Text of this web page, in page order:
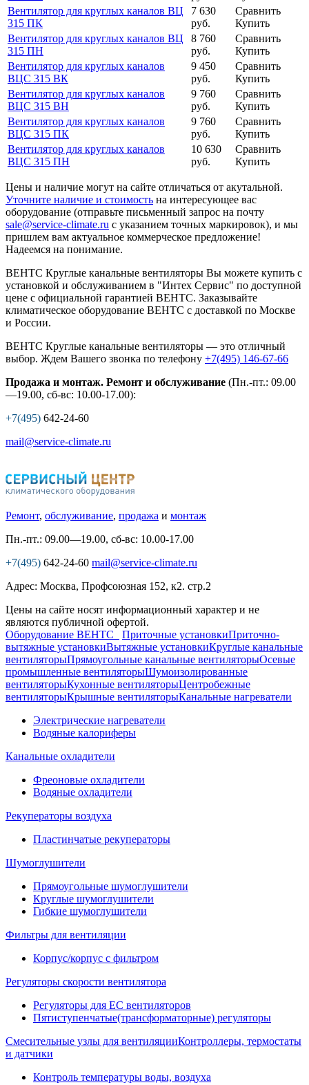
Вентилятор для круглых каналов ВЦ
315 ПК
7 630
руб.
Сравнить
Купить
Вентилятор для круглых каналов ВЦ
315 ПН
8 760
руб.
Сравнить
Купить
Вентилятор для круглых каналов
ВЦС 315 ВК
9 450
руб.
Сравнить
Купить
Вентилятор для круглых каналов
ВЦС 315 ВН
9 760
руб.
Сравнить
Купить
Вентилятор для круглых каналов
ВЦС 315 ПК
9 760
руб.
Сравнить
Купить
Вентилятор для круглых каналов
ВЦС 315 ПН
10 630
руб.
Сравнить
Купить
Цены и наличие могут на сайте отличаться от акутальной.
Уточните наличие и стоимость на интересующее вас
оборудование (отправьте письменный запрос на почту
sale@service-climate.ru с указанием точных маркировок), и мы
пришлем вам актуальное коммерческое предложение!
Надеемся на понимание.
ВЕНТС Круглые канальные вентиляторы Вы можете купить с
установкой и обслуживанием в "Интех Сервис" по доступной
цене с официальной гарантией ВЕНТС. Заказывайте
климатическое оборудование ВЕНТС с доставкой по Москве
и России.
ВЕНТС Круглые канальные вентиляторы — это отличный
выбор. Ждем Вашего звонка по телефону +7(495) 146-67-66
Продажа и монтаж. Ремонт и обслуживание (Пн.-пт.: 09.00
—19.00, сб-вс: 10.00-17.00):
+7(495) 642-24-60
mail@service-climate.ru
Ремонт, обслуживание, продажа и монтаж
Пн.-пт.: 09.00—19.00, сб-вс: 10.00-17.00
+7(495) 642-24-60 mail@service-climate.ru
Адрес: Москва, Профсоюзная 152, к2. стр.2
Цены на сайте носят информационный характер и не
являются публичной офертой.
Оборудование ВЕНТС
Приточные установкиПриточно-
вытяжные установкиВытяжные установкиКруглые канальные
вентиляторыПрямоугольные канальные вентиляторыОсевые
промышленные вентиляторыШумоизолированные
вентиляторыКухонные вентиляторыЦентробежные
вентиляторыКрышные вентиляторыКанальные нагреватели
Электрические нагреватели
Водяные калориферы
Канальные охладители
Фреоновые охладители
Водяные охладители
Рекуператоры воздуха
Пластинчатые рекуператоры
Шумоглушители
Прямоугольные шумоглушители
Круглые шумоглушители
Гибкие шумоглушители
Фильтры для вентиляции
Корпус/корпус с фильтром
Регуляторы скорости вентилятора
Регуляторы для EC вентиляторов
Пятиступенчатые(трансформаторные) регуляторы
Смесительные узлы для вентиляцииКонтроллеры, термостаты
и датчики
Контроль температуры воды, воздуха